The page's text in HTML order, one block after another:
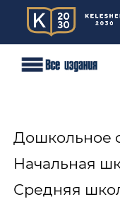
Дошкольное
Начальная
Средняя